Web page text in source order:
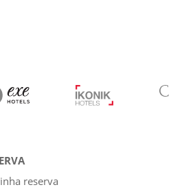
reserva